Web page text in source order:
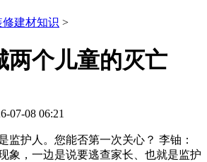
修建材知识 >
两个儿童的灭亡
07-08 06:21
护人。您能否第一次关心？ 李铀：
象，一边是说要逃查家长、也就是监护